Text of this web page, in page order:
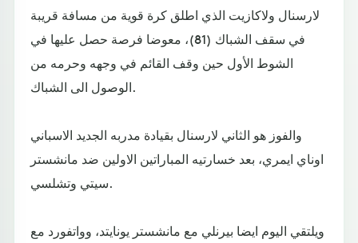
لارسنال ولاكازيت الذي اطلق كرة قوية من مسافة قريبة
في سقف الشباك (81)، معوضا فرصة حصل عليها في
الشوط الأول حين وقف القائم في وجهه وحرمه من
الوصول الى الشباك.
والفوز هو الثاني لارسنال بقيادة مدربه الجديد الاسباني
اوناي ايمري، بعد خسارتيه المباراتين الاولين ضد مانشستر
سيتي وتشلسي.
ويلتقي اليوم ايضا بيرنلي مع مانشستر يونايتد، وواتفورد مع